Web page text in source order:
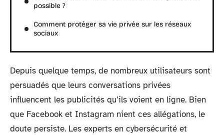
possible ?
Comment protéger sa vie privée sur les réseaux
sociaux
Depuis quelque temps, de nombreux utilisateurs sont
persuadés que leurs conversations privées
influencent les publicités qu’ils voient en ligne. Bien
que Facebook et Instagram nient ces allégations, le
doute persiste. Les experts en cybersécurité et